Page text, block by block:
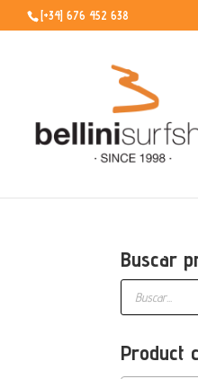
[+34] 676 452 638
Buscar
Búsqueda
productos
Product